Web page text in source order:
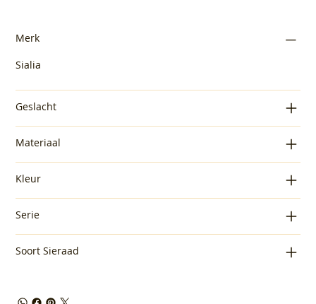
Merk
Sialia
Geslacht
Materiaal
Kleur
Serie
Soort Sieraad